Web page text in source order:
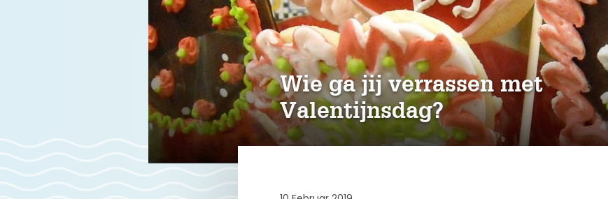
Wie ga jij verrassen met
Valentijnsdag?